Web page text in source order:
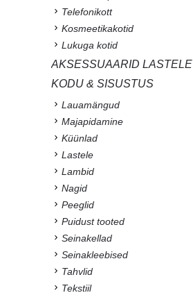
Telefonikott
Kosmeetikakotid
Lukuga kotid
AKSESSUAARID LASTELE
KODU & SISUSTUS
Lauamängud
Majapidamine
Küünlad
Lastele
Lambid
Nagid
Peeglid
Puidust tooted
Seinakellad
Seinakleebised
Tahvlid
Tekstiil